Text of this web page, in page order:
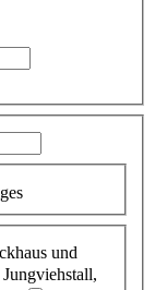
und